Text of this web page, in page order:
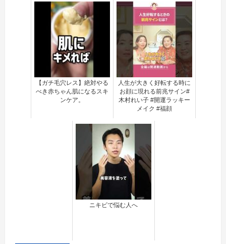
【ガチ毛穴レス】絶対やる
べき赤ちゃん肌になるスキ
ンケア。
人生が大きく好転する時に
お顔に現れる前兆サイン#
木村れい子 #開運ラッキー
メイク #福顔
ニキビで悩む人へ